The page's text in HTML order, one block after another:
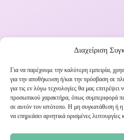
Διαχείριση
Για να παρέχουμε την καλύτερη εμπειρία,
για την αποθήκευση ή/και την πρόσβαση σε
για τις εν λόγω τεχνολογίες θα μας
προσωπικού χαρακτήρα, όπως συμπεριφορά
σε αυτόν τον ιστότοπο. Η μη συγκατάθεση ή
να επηρεάσει αρνητικά ορισμένες λειτουργίες
Εγγραφή στο
Ενημερωθείτε πρώτοι για